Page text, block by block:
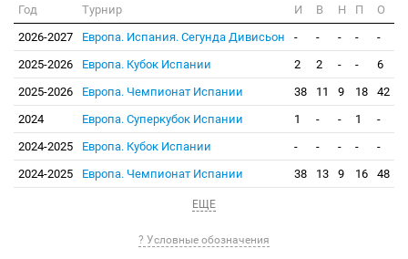
Год Турнир И В Н П
О
2026-2027
Европа. Испания. Сегунда Дивисьон - - - -
-
2025-2026
Европа. Кубок Испании 2 2 - -
6
2025-2026
Европа. Чемпионат Испании 38 11 9 18
42
2024
Европа. Суперкубок Испании 1 - - 1
-
2024-2025
Европа. Кубок Испании - - - -
-
2024-2025
Европа. Чемпионат Испании 38 13 9 16 48
ЕЩЕ
? Условные обозначения